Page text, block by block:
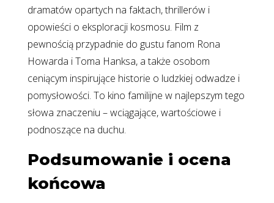
dramatów opartych na faktach, thrillerów i
opowieści o eksploracji kosmosu. Film z
pewnością przypadnie do gustu fanom Rona
Howarda i Toma Hanksa, a także osobom
ceniącym inspirujące historie o ludzkiej odwadze i
pomysłowości. To kino familijne w najlepszym tego
słowa znaczeniu – wciągające, wartościowe i
podnoszące na duchu.
Podsumowanie i ocena
końcowa